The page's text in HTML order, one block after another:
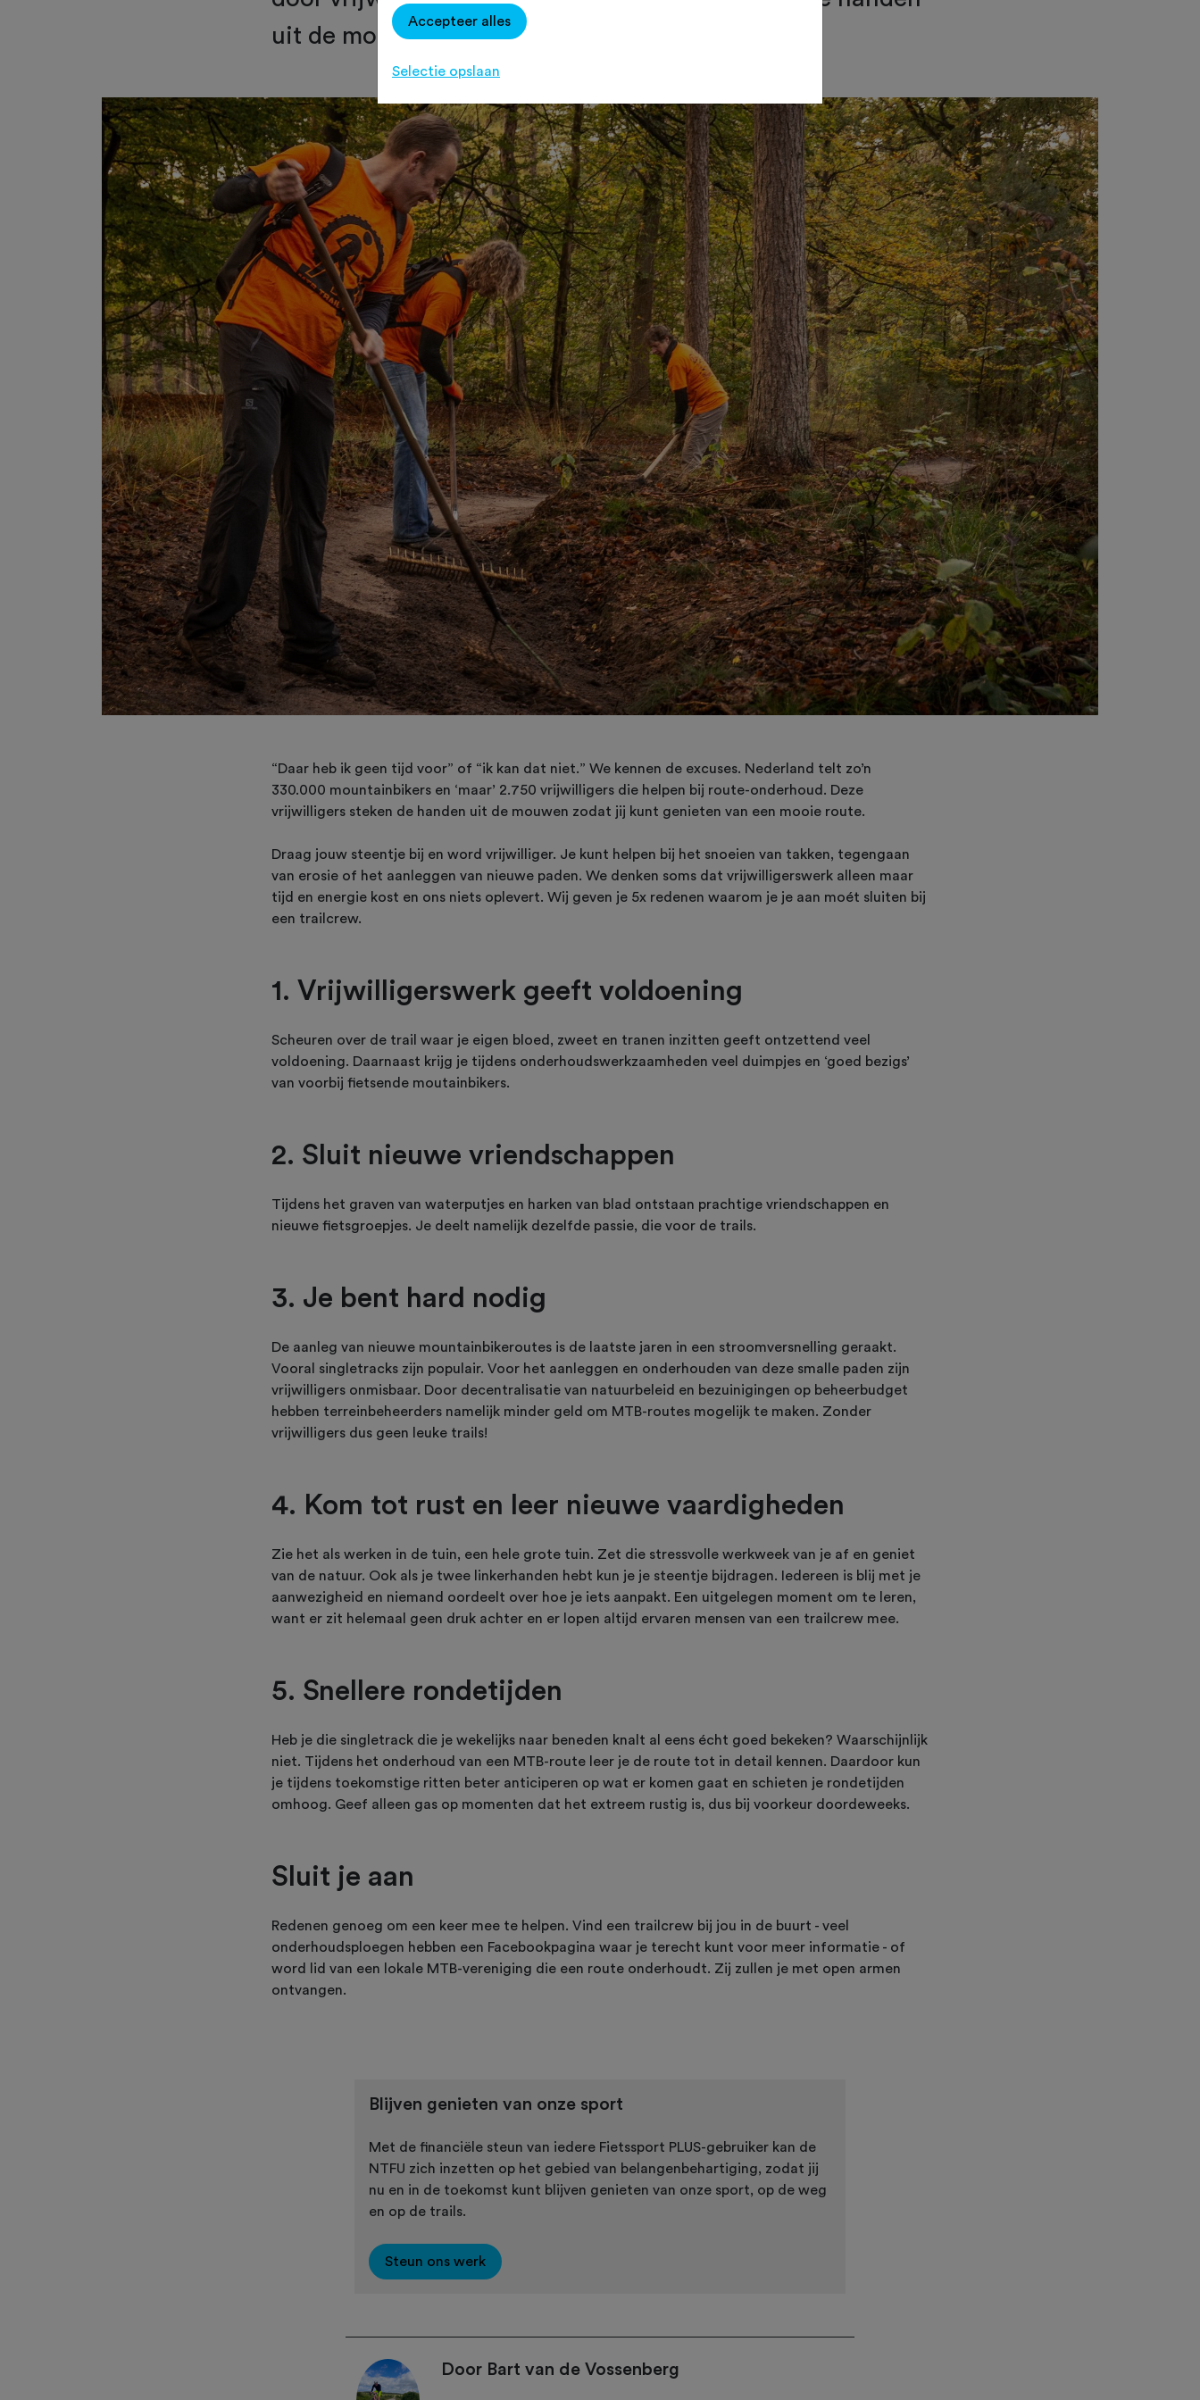
uit de mouwen te steken. Aan de slag!
“Daar heb ik geen tijd voor” of “ik kan dat niet.” We kennen de excuses. Nederland telt zo’n
330.000 mountainbikers en ‘maar’ 2.750 vrijwilligers die helpen bij route-onderhoud. Deze
vrijwilligers steken de handen uit de mouwen zodat jij kunt genieten van een mooie route.
Draag jouw steentje bij en word vrijwilliger. Je kunt helpen bij het snoeien van takken, tegengaan
van erosie of het aanleggen van nieuwe paden. We denken soms dat vrijwilligerswerk alleen maar
tijd en energie kost en ons niets oplevert. Wij geven je 5x redenen waarom je je aan moét sluiten bij
een trailcrew.
1. Vrijwilligerswerk geeft voldoening
Scheuren over de trail waar je eigen bloed, zweet en tranen inzitten geeft ontzettend veel
voldoening. Daarnaast krijg je tijdens onderhoudswerkzaamheden veel duimpjes en ‘goed bezigs’
van voorbij fietsende moutainbikers.
2. Sluit nieuwe vriendschappen
Tijdens het graven van waterputjes en harken van blad ontstaan prachtige vriendschappen en
nieuwe fietsgroepjes. Je deelt namelijk dezelfde passie, die voor de trails.
3. Je bent hard nodig
De aanleg van nieuwe mountainbikeroutes is de laatste jaren in een stroomversnelling geraakt.
Vooral singletracks zijn populair. Voor het aanleggen en onderhouden van deze smalle paden zijn
vrijwilligers onmisbaar. Door decentralisatie van natuurbeleid en bezuinigingen op beheerbudget
hebben terreinbeheerders namelijk minder geld om MTB-routes mogelijk te maken. Zonder
vrijwilligers dus geen leuke trails!
4. Kom tot rust en leer nieuwe vaardigheden
Zie het als werken in de tuin, een hele grote tuin. Zet die stressvolle werkweek van je af en geniet
van de natuur. Ook als je twee linkerhanden hebt kun je je steentje bijdragen. Iedereen is blij met je
aanwezigheid en niemand oordeelt over hoe je iets aanpakt. Een uitgelegen moment om te leren,
want er zit helemaal geen druk achter en er lopen altijd ervaren mensen van een trailcrew mee.
5. Snellere rondetijden
Heb je die singletrack die je wekelijks naar beneden knalt al eens écht goed bekeken? Waarschijnlijk
niet. Tijdens het onderhoud van een MTB-route leer je de route tot in detail kennen. Daardoor kun
je tijdens toekomstige ritten beter anticiperen op wat er komen gaat en schieten je rondetijden
omhoog. Geef alleen gas op momenten dat het extreem rustig is, dus bij voorkeur doordeweeks.
Sluit je aan
Redenen genoeg om een keer mee te helpen. Vind een trailcrew bij jou in de buurt - veel
onderhoudsploegen hebben een Facebookpagina waar je terecht kunt voor meer informatie - of
word lid van een lokale MTB-vereniging die een route onderhoudt. Zij zullen je met open armen
ontvangen.
Blijven genieten van onze sport
Met de financiële steun van iedere Fietssport PLUS-gebruiker kan de
NTFU zich inzetten op het gebied van belangenbehartiging, zodat jij
nu en in de toekomst kunt blijven genieten van onze sport, op de weg
en op de trails.
Steun ons werk
Door Bart van de Vossenberg
Accepteer alles
Selectie opslaan